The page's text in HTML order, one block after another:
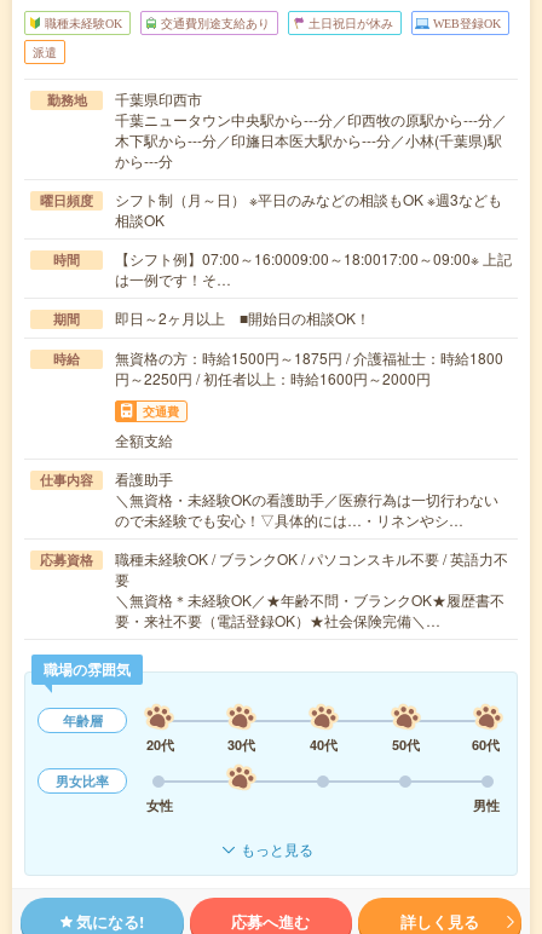
職種未経験OK 交通費別途支給あり 土日祝日が休み WEB登録OK
派遣
勤務地
千葉県印西市
千葉ニュータウン中央駅から---分／印西牧の原駅から---分／
木下駅から---分／印旛日本医大駅から---分／小林(千葉県)駅
から---分
曜日頻度
シフト制（月～日） ※平日のみなどの相談もOK ※週3なども
相談OK
時間
【シフト例】07:00～16:0009:00～18:0017:00～09:00※ 上記
は一例です！そ…
期間 即日～2ヶ月以上 ■開始日の相談OK！
時給
無資格の方：時給1500円～1875円 / 介護福祉士：時給1800
円～2250円 / 初任者以上：時給1600円～2000円
交通費
全額支給
仕事内容
看護助手
＼無資格・未経験OKの看護助手／医療行為は一切行わない
ので未経験でも安心！▽具体的には…・リネンやシ…
応募資格
職種未経験OK / ブランクOK / パソコンスキル不要 / 英語力不
要
＼無資格＊未経験OK／★年齢不問・ブランクOK★履歴書不
要・来社不要（電話登録OK）★社会保険完備＼…
職場の雰囲気
年齢層
20代
30代 40代 50代
60代
男女比率
女性
男性
もっと見る
気になる! 応募へ進む 詳しく見る